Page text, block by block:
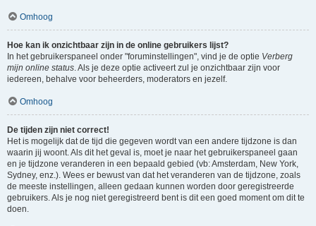
Omhoog
Hoe kan ik onzichtbaar zijn in de online gebruikers lijst?
In het gebruikerspaneel onder "foruminstellingen", vind je de optie Verberg
mijn online status. Als je deze optie activeert zul je onzichtbaar zijn voor
iedereen, behalve voor beheerders, moderators en jezelf.
Omhoog
De tijden zijn niet correct!
Het is mogelijk dat de tijd die gegeven wordt van een andere tijdzone is dan
waarin jij woont. Als dit het geval is, moet je naar het gebruikerspaneel gaan
en je tijdzone veranderen in een bepaald gebied (vb: Amsterdam, New York,
Sydney, enz.). Wees er bewust van dat het veranderen van de tijdzone, zoals
de meeste instellingen, alleen gedaan kunnen worden door geregistreerde
gebruikers. Als je nog niet geregistreerd bent is dit een goed moment om dit te
doen.